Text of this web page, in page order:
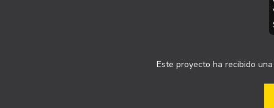
Este proyecto ha recibido